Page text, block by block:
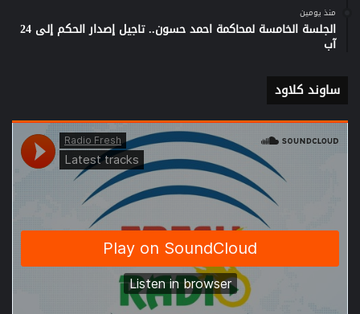
منذ يومين
الجلسة الخامسة لمحاكمة احمد حسون.. تاجيل إصدار الحكم إلى 24
آب
ساوند كلاود